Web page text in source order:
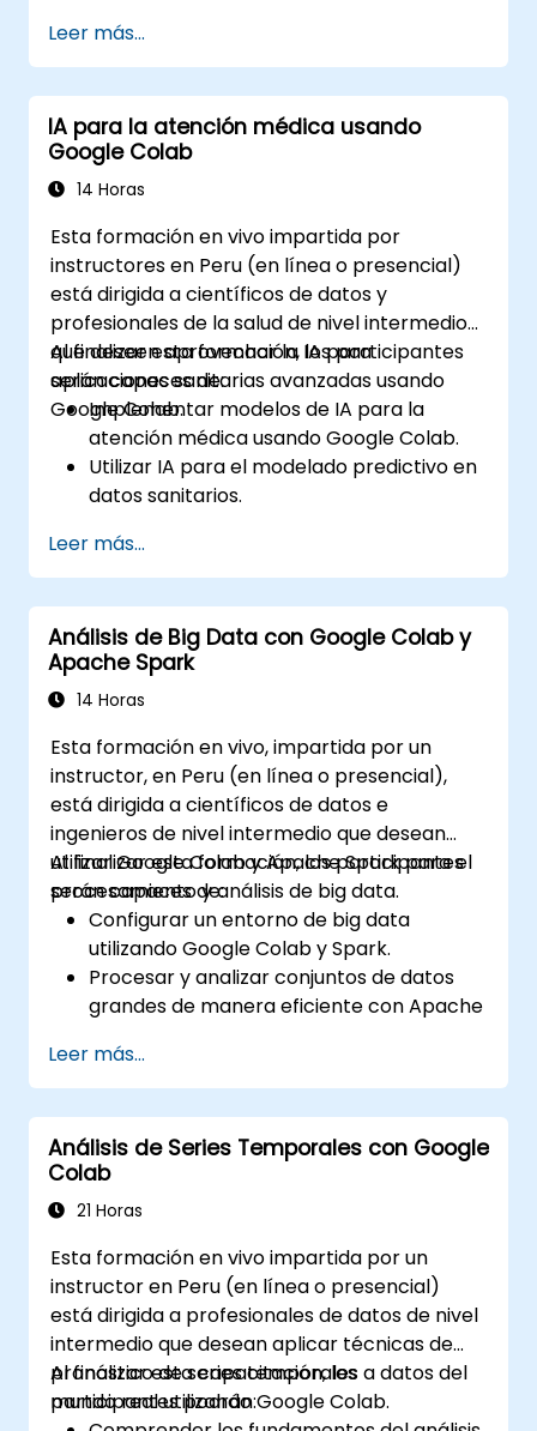
Leer más...
IA para la atención médica usando
Google Colab
14 Horas
Esta formación en vivo impartida por
instructores en Peru (en línea o presencial)
está dirigida a científicos de datos y
profesionales de la salud de nivel intermedio
que deseen aprovechar la IA para
aplicaciones sanitarias avanzadas usando
Google Colab.
Al finalizar esta formación, los participantes
serán capaces de:
Implementar modelos de IA para la
atención médica usando Google Colab.
Utilizar IA para el modelado predictivo en
datos sanitarios.
impulsadas por IA.
Explorar las consideraciones éticas en
soluciones de atención médica basadas
en IA.
Leer más...
Análisis de Big Data con Google Colab y
Apache Spark
14 Horas
Esta formación en vivo, impartida por un
instructor, en Peru (en línea o presencial),
está dirigida a científicos de datos e
ingenieros de nivel intermedio que desean
utilizar Google Colab y Apache Spark para el
procesamiento y análisis de big data.
Al finalizar esta formación, los participantes
serán capaces de:
Configurar un entorno de big data
utilizando Google Colab y Spark.
Procesar y analizar conjuntos de datos
grandes de manera eficiente con Apache
Visualizar big data en un entorno
colaborativo.
Integrar Apache Spark con herramientas
basadas en la nube.
Leer más...
Análisis de Series Temporales con Google
Colab
21 Horas
Esta formación en vivo impartida por un
instructor en Peru (en línea o presencial)
está dirigida a profesionales de datos de nivel
intermedio que desean aplicar técnicas de
pronóstico de series temporales a datos del
mundo real utilizando Google Colab.
Al finalizar esta capacitación, los
participantes podrán: